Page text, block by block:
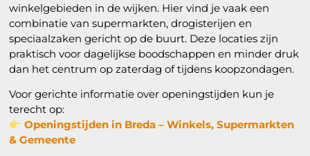
winkelgebieden in de wijken. Hier vind je vaak een
combinatie van supermarkten, drogisterijen en
speciaalzaken gericht op de buurt. Deze locaties zijn
praktisch voor dagelijkse boodschappen en minder druk
dan het centrum op zaterdag of tijdens koopzondagen.
Voor gerichte informatie over openingstijden kun je
terecht op:
Openingstijden in Breda – Winkels, Supermarkten
& Gemeente